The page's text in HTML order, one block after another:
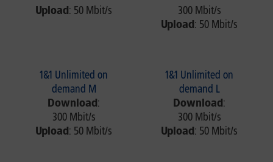
Upload: 50 Mbit/s
300 Mbit/s
Upload: 50 Mbit/s
1&1 Unlimited on
demand M
Download:
300 Mbit/s
Upload: 50 Mbit/s
1&1 Unlimited on
demand L
Download:
300 Mbit/s
Upload: 50 Mbit/s